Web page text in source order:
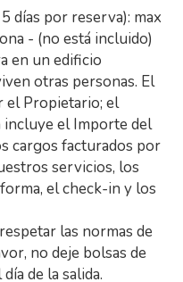
días por reserva): max
- (no está incluido)
en un edificio
otras personas. El
el Propietario; el
incluye el Importe del
cargos facturados por
servicios, los
el check-in y los
las normas de
no deje bolsas de
de la salida.